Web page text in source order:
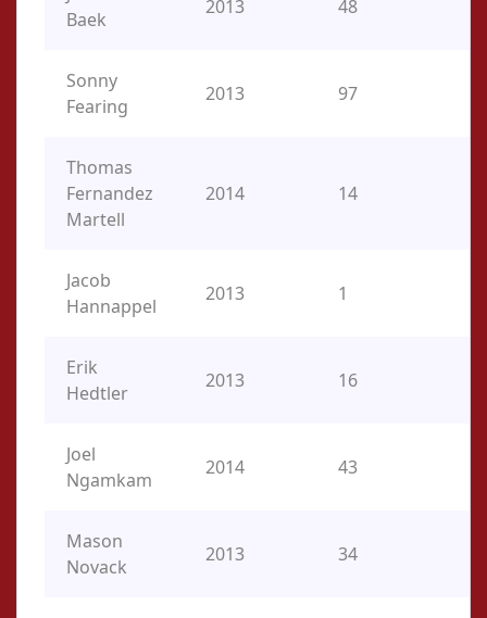
Baek
2013 48
Sonny
Fearing
2013 97
Thomas
Fernandez
Martell
2014 14
Jacob
Hannappel
2013 1
Erik
Hedtler
2013 16
Joel
Ngamkam
2014 43
Mason
Novack
2013 34